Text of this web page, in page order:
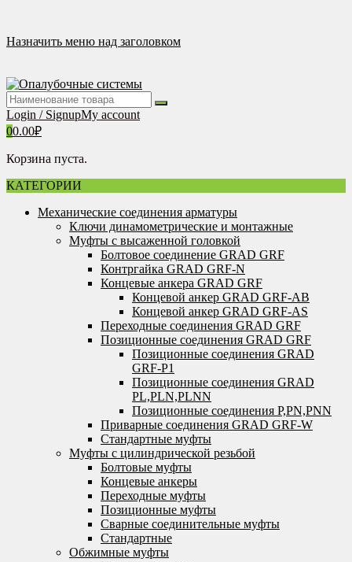
содержимому
Назначить меню над заголовком
Login / SignupMy account
00.00₽
Корзина пуста.
КАТЕГОРИИ
Механические соединения арматуры
Ключи динамометрические и монтажные
Муфты с высаженной головкой
Болтовое соединение GRAD GRF
Контргайка GRAD GRF-N
Концевые анкера GRAD GRF
Концевой анкер GRAD GRF-AB
Концевой анкер GRAD GRF-AS
Переходные соединения GRAD GRF
Позиционные соединения GRAD GRF
Позиционные соединения GRAD
GRF-P1
Позиционные соединения GRAD
PL,PLN,PLNN
Позиционные соединения P,PN,PNN
Приварные соединения GRAD GRF-W
Стандартные муфты
Муфты с цилиндрической резьбой
Болтовые муфты
Концевые анкеры
Переходные муфты
Позиционные муфты
Сварные соединительные муфты
Стандартные
Обжимные муфты